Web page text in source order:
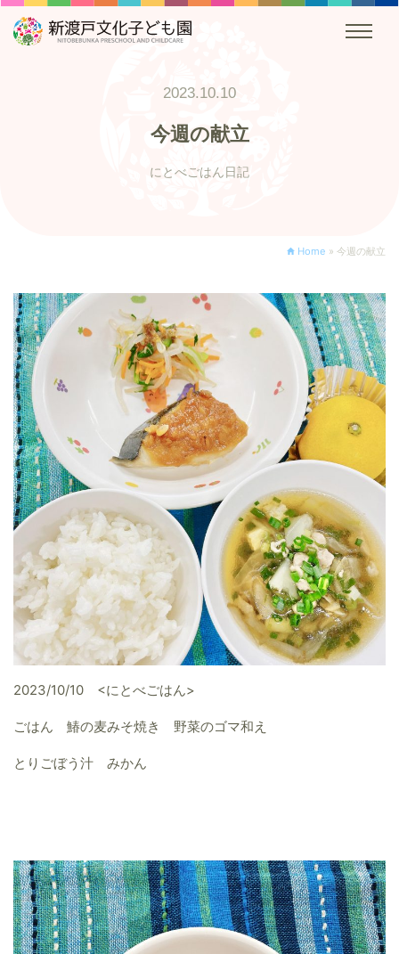
2023.10.10
今週の献立
にとべごはん日記
Home » 今週の献立
2023/10/10 <にとべごはん>
ごはん 鰆の麦みそ焼き 野菜のゴマ和え
とりごぼう汁 みかん